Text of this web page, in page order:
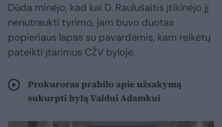
Dūda minėjo, kad kai D. Raulušaitis įtikinėjo jį
nenutraukti tyrimo, jam buvo duotas
popieriaus lapas su pavardėmis, kam reikėtų
pateikti įtarimus CŽV byloje.
Prokuroras prabilo apie užsakymą
sukurpti bylą Valdui Adamkui